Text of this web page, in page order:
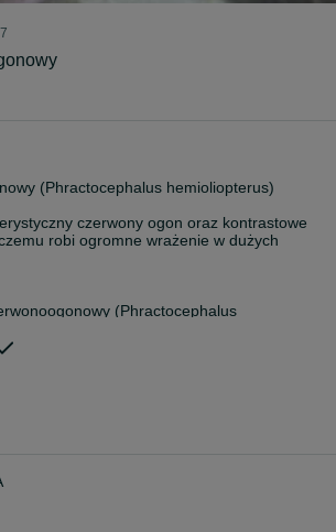
(Phractocephalus hemioliopterus)
czerwony ogon oraz kontrastowe
robi ogromne wrażenie w dużych
(Phractocephalus
dobrej kondycji i ma bardzo dobry apetyt.
akwariów lub zbiorników pokazowych